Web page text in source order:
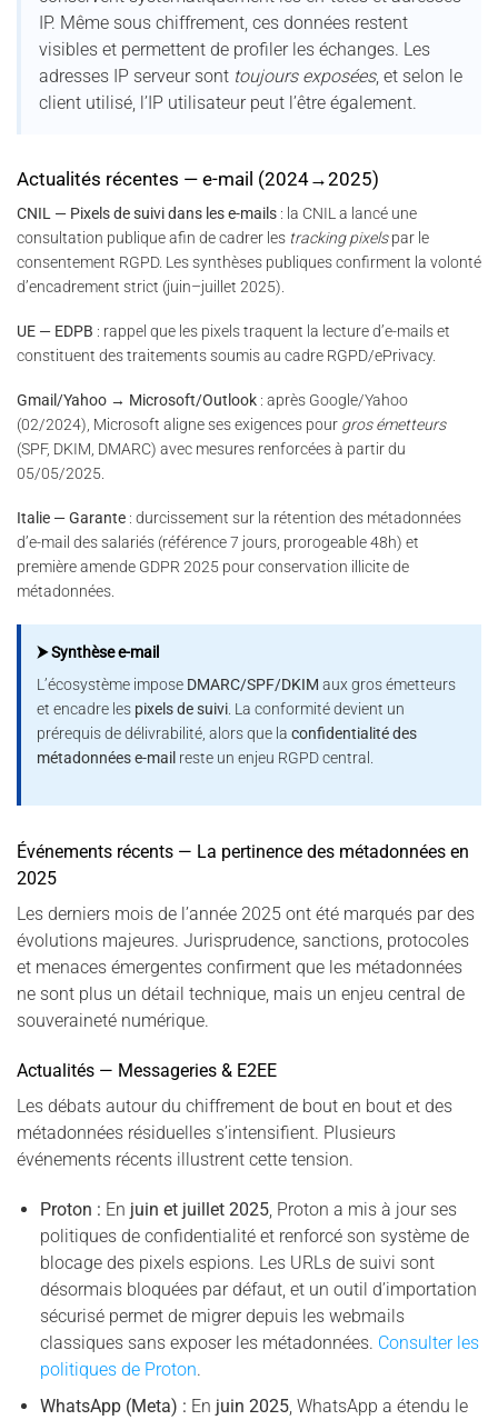
IP. Même sous chiffrement, ces données restent
visibles et permettent de profiler les échanges. Les
adresses IP serveur sont toujours exposées, et selon le
client utilisé, l’IP utilisateur peut l’être également.
Actualités récentes — e-mail (2024→2025)
CNIL — Pixels de suivi dans les e-mails : la CNIL a lancé une
consultation publique afin de cadrer les tracking pixelspar le
consentement RGPD. Les synthèses publiques confirment la volonté
d’encadrement strict (juin–juillet 2025).
UE — EDPB : rappel que les pixels traquent la lecture d’e-mails et
constituent des traitements soumis au cadre RGPD/ePrivacy.
Gmail/Yahoo → Microsoft/Outlook : après Google/Yahoo
(02/2024), Microsoft aligne ses exigences pour gros émetteurs
(SPF, DKIM, DMARC) avec mesures renforcées à partir du
05/05/2025.
Italie — Garante : durcissement sur la rétention des métadonnées
d’e-mail des salariés (référence 7 jours, prorogeable 48h) et
première amende GDPR 2025 pour conservation illicite de
métadonnées.
⮞ Synthèse e-mail
L’écosystème impose DMARC/SPF/DKIM aux gros émetteurs
et encadre les pixels de suivi . La conformité devient un
prérequis de délivrabilité, alors que laconfidentialité des
métadonnées e-mail reste un enjeu RGPD central.
Événements récents — La pertinence des métadonnées en
2025
Les derniers mois de l’année 2025 ont été marqués par des
évolutions majeures. Jurisprudence, sanctions, protocoles
et menaces émergentes confirment que les métadonnées
ne sont plus un détail technique, mais un enjeu central de
souveraineté numérique.
Actualités — Messageries & E2EE
Les débats autour du chiffrement de bout en bout et des
métadonnées résiduelles s’intensifient. Plusieurs
événements récents illustrent cette tension.
Proton : En juin et juillet 2025, Proton a mis à jour ses
politiques de confidentialité et renforcé son système de
blocage des pixels espions. Les URLs de suivi sont
désormais bloquées par défaut, et un outil d’importation
sécurisé permet de migrer depuis les webmails
classiques sans exposer les métadonnées. Consulter les
politiques de Proton.
WhatsApp (Meta) : En juin 2025, WhatsApp a étendu le